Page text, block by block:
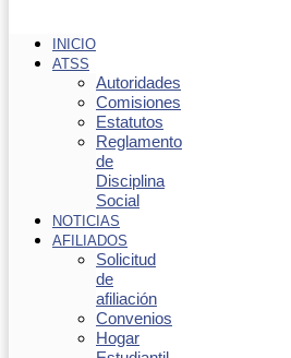
INICIO
ATSS
Autoridades
Comisiones
Estatutos
Reglamento
de
Disciplina
Social
NOTICIAS
AFILIADOS
Solicitud
de
afiliación
Convenios
Hogar